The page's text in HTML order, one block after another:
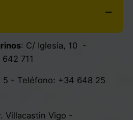
: C/ Iglesia, 10 -
711
5 - Teléfono: +34 648 25
Villacastin Vigo -